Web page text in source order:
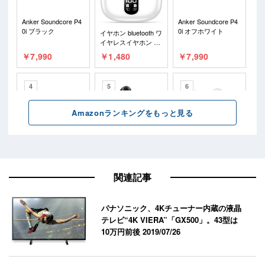
関連記事
パナソニック、4Kチューナー内蔵の液晶
テレビ“4K VIERA”「GX500」。43型は
10万円前後2019/07/26